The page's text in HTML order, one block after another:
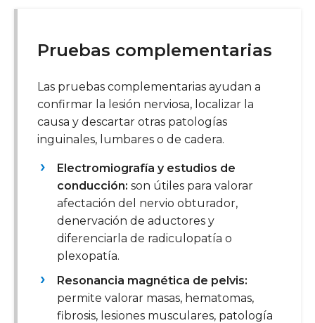
Pruebas complementarias
Las pruebas complementarias ayudan a
confirmar la lesión nerviosa, localizar la
causa y descartar otras patologías
inguinales, lumbares o de cadera.
Electromiografía y estudios de
conducción: son útiles para valorar
afectación del nervio obturador,
denervación de aductores y
diferenciarla de radiculopatía o
plexopatía.
Resonancia magnética de pelvis:
permite valorar masas, hematomas,
fibrosis, lesiones musculares, patología